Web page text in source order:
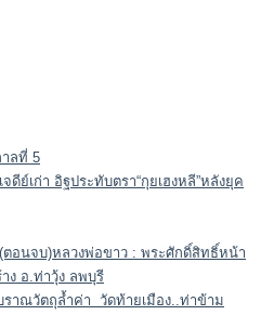
ลที่ 5
ย์เก่า อิฐประทับตรา“กุยเฮงหลี”หลังยุค
ตอนจบ)หลวงพ่อขาว : พระศักดิ์สิทธิ์หน้า
ง อ.ท่าวุ้ง ลพบุรี
าณวัตถุล้ำค่า วัดท้ายเมือง..ท่าข้าม